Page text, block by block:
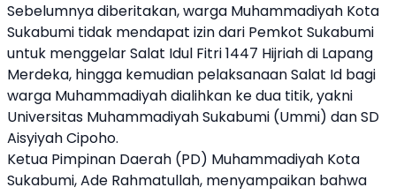
Sebelumnya diberitakan, warga Muhammadiyah Kota
Sukabumi tidak mendapat izin dari Pemkot Sukabumi
untuk menggelar Salat Idul Fitri 1447 Hijriah di Lapang
Merdeka, hingga kemudian pelaksanaan Salat Id bagi
warga Muhammadiyah dialihkan ke dua titik, yakni
Universitas Muhammadiyah Sukabumi (Ummi) dan SD
Aisyiyah Cipoho.
Ketua Pimpinan Daerah (PD) Muhammadiyah Kota
Sukabumi, Ade Rahmatullah, menyampaikan bahwa